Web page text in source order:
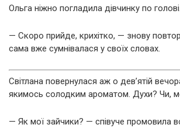
Ольга ніжно погладила дівчинку по голові.
— Скоро прийде, крихітко, — знову
сама вже сумнівалася у своїх словах.
Світлана повернулася аж о дев’ятій
якимось солодким ароматом. Духи? Чи,
— Як мої зайчики? — співуче промовила